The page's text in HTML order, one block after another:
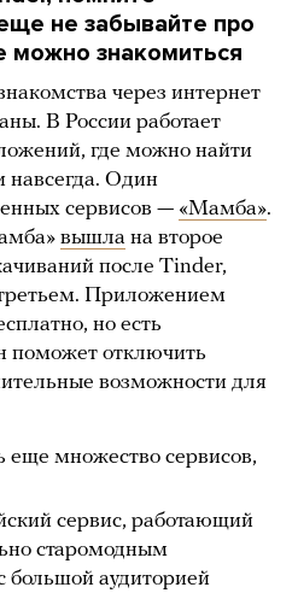
не забывайте про
знакомиться
через интернет
В России работает
где можно найти
навсегда. Один
сервисов — «Мамба».
вышла на второе
после Tinder,
третьем. Приложением
но есть
поможет отключить
возможности для
множество сервисов,
сервис, работающий
старомодным
большой аудиторией